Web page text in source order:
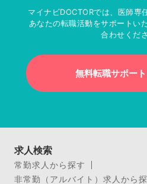
マイナビDOCTORでは、医師専
あなたの転職活動をサポートい
合わせくださ
無料転職サポー
求人検索
常勤求人から探す
非常勤（アルバイト）求人から